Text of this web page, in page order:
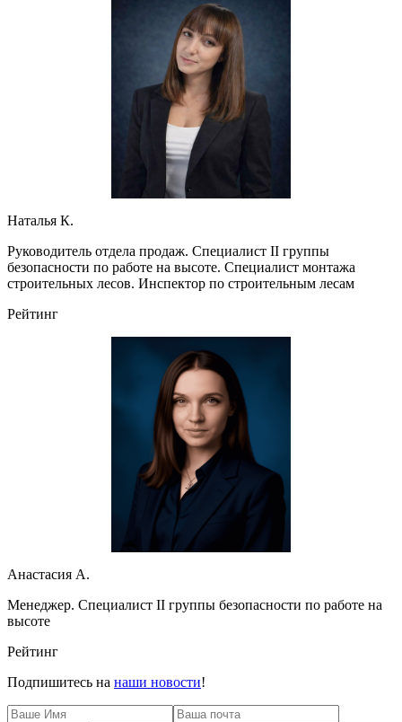
Наталья К.
Руководитель отдела продаж. Специалист II группы
безопасности по работе на высоте. Специалист монтажа
строительных лесов. Инспектор по строительным лесам
Рейтинг
Анастасия А.
Менеджер. Специалист II группы безопасности по работе на
высоте
Рейтинг
Подпишитесь на наши новости!